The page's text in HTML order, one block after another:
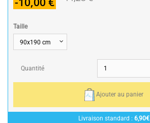
Taille
Quantité
Ajouter au panier
Livraison standard : 6,90€